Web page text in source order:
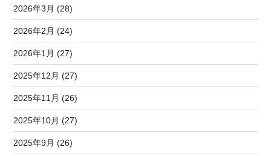
2026年3月 (28)
2026年2月 (24)
2026年1月 (27)
2025年12月 (27)
2025年11月 (26)
2025年10月 (27)
2025年9月 (26)